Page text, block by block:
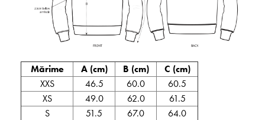
Mărime A (cm) B (cm)
C (cm)
XXS
46.5 60.0
60.5
XS
49.0 62.0
61.5
S
51.5 67.0
64.0